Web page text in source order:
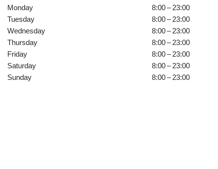
Monday
8:00 – 23:00
Tuesday
8:00 – 23:00
Wednesday
8:00 – 23:00
Thursday
8:00 – 23:00
Friday
8:00 – 23:00
Saturday
8:00 – 23:00
Sunday
8:00 – 23:00